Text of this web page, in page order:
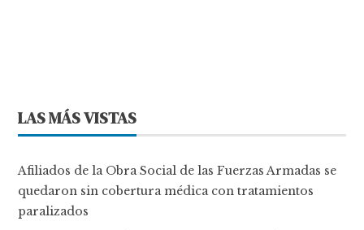
LAS MÁS VISTAS
Afiliados de la Obra Social de las Fuerzas Armadas se
quedaron sin cobertura médica con tratamientos
paralizados